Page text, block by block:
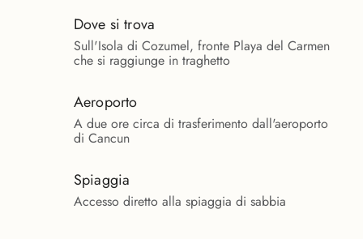
Dove si trova
Sull'Isola di Cozumel, fronte Playa del Carmen
che si raggiunge in traghetto
Aeroporto
A due ore circa di trasferimento dall'aeroporto
di Cancun
Spiaggia
Accesso diretto alla spiaggia di sabbia